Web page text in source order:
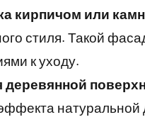
кирпичом или
стиля. Такой
к уходу.
деревянной
натуральной